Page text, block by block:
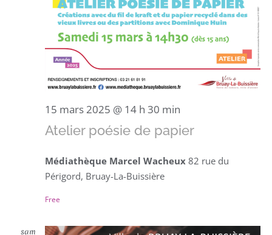
15 mars 2025 @ 14 h 30 min
Atelier poésie de papier
Médiathèque Marcel Wacheux 82 rue du
Périgord, Bruay-La-Buissière
Free
sam